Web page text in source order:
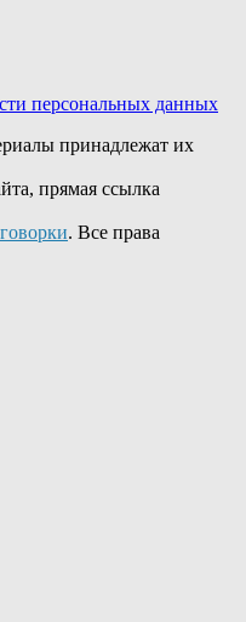
персональных данных
принадлежат их
прямая ссылка
. Все права